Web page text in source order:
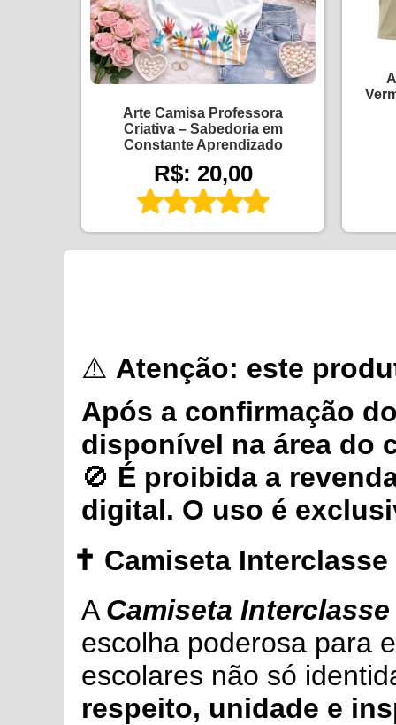
Arte Camisa Professora
Criativa – Sabedoria em
Constante Aprendizado
R$: 20,00
⚠️ Atenção: este
Após a confirmação
disponível na área do
🚫 É proibida a
digital. O uso é
✝️ Camiseta
A Camiseta
escolha poderosa para
escolares não só
respeito, unidade e